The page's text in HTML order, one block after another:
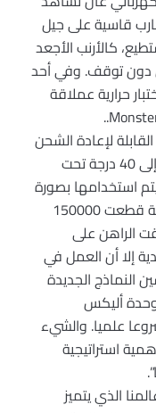
قاسية على جيل
كالأرنب الأجعد
دون توقف. وفي أحد
حرارية عملاقة
لإعادة الشحن
والتي يجري خفض حرارتها بصورة متكررة إلى 40 درجة تحت
إلى 185 درجة، ويتم استخدامها بصورة
مستمرة وكأنها مركبة في سيارة كهربائية قطعت 150000
الراهن على
إلا أن العمل في
النماذج الجديدة
أليكس
علميا. والشيء
استراتيجية
الذي يتميز